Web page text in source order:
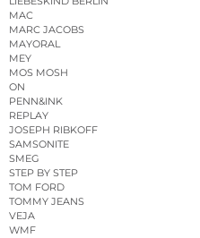
MAC
MARC JACOBS
MAYORAL
MEY
MOS MOSH
ON
PENN&INK
REPLAY
JOSEPH RIBKOFF
SAMSONITE
SMEG
STEP BY STEP
TOM FORD
TOMMY JEANS
VEJA
WMF